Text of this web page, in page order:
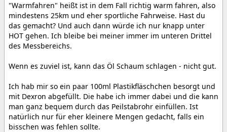
"Warmfahren" heißt ist in dem Fall richtig warm fahren, also
mindestens 25km und eher sportliche Fahrweise. Hast du
das gemacht? Und auch dann würde ich nur knapp unter
HOT gehen. Ich bleibe bei meiner immer im unteren Drittel
des Messbereichs.
Wenn es zuviel ist, kann das Öl Schaum schlagen - nicht gut.
Ich hab mir so ein paar 100ml Plastikfläschchen besorgt und
mit Dexron abgefüllt. Die habe ich immer dabei und die kann
man ganz bequem durch das Peilstabrohr einfüllen. Ist
natürlich nur für eher kleinere Mengen gedacht, falls ein
bisschen was fehlen sollte.